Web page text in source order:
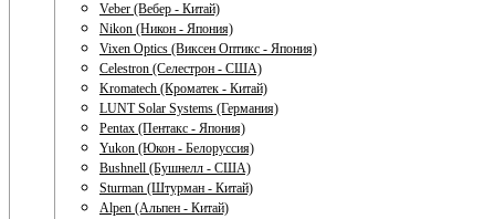
Veber (Вебер - Китай)
Nikon (Никон - Япония)
Vixen Optics (Виксен Оптикс - Япония)
Celestron (Селестрон - США)
Kromatech (Кроматек - Китай)
LUNT Solar Systems (Германия)
Pentax (Пентакс - Япония)
Yukon (Юкон - Белоруссия)
Bushnell (Бушнелл - США)
Sturman (Штурман - Китай)
Alpen (Альпен - Китай)